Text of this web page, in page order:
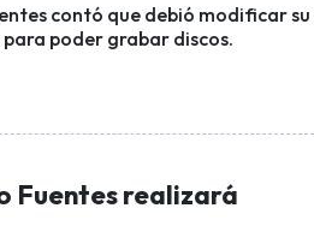
contó que debió modificar su
poder grabar discos.
Fuentes realizará